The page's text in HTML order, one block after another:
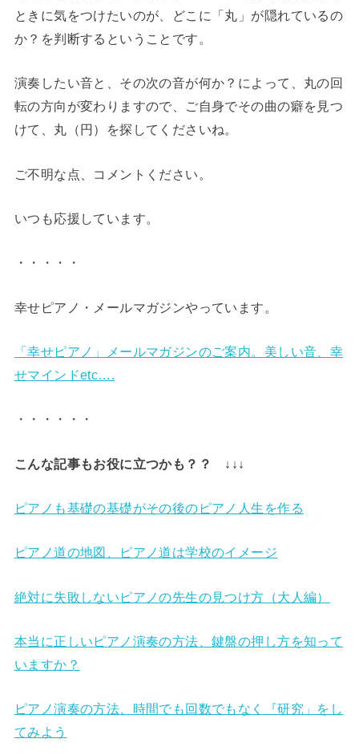
ときに気をつけたいのが、どこに「丸」が隠れているの
か？を判断するということです。
演奏したい音と、その次の音が何か？によって、丸の回
転の方向が変わりますので、ご自身でその曲の癖を見つ
けて、丸（円）を探してくださいね。
ご不明な点、コメントください。
いつも応援しています。
・・・・・
幸せピアノ・メールマガジンやっています。
「幸せピアノ」メールマガジンのご案内。美しい音、幸
せマインドetc….
・・・・・・
こんな記事もお役に立つかも？？ ↓↓↓
ピアノも基礎の基礎がその後のピアノ人生を作る
ピアノ道の地図、ピアノ道は学校のイメージ
絶対に失敗しないピアノの先生の見つけ方（大人編）
本当に正しいピアノ演奏の方法、鍵盤の押し方を知って
いますか？
ピアノ演奏の方法、時間でも回数でもなく『研究」をし
てみよう